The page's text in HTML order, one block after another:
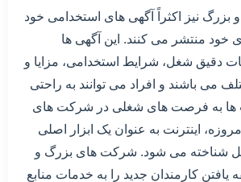
نیز اکثراً آگهی های استخدامی خود
خود منتشر می کنند. این آگهی ها
دقیق شغل، شرایط استخدامی، مزایا و
می باشند و افراد می توانند به راحتی
ها به فرصت های شغلی در شرکت های
اینترنت به عنوان یک ابزار اصلی
شناخته می شود. شرکت های بزرگ و
یافتن کارمندان جدید را به خدمات منابع